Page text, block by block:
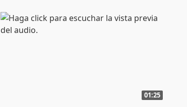
01:25